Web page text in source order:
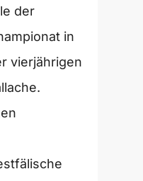
der
in
vierjährigen